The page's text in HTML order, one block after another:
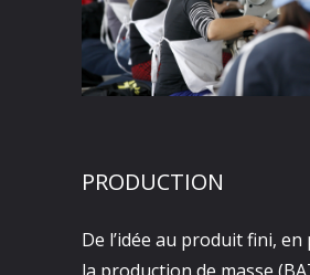
PRODUCTION
De l’idée au produit fini,